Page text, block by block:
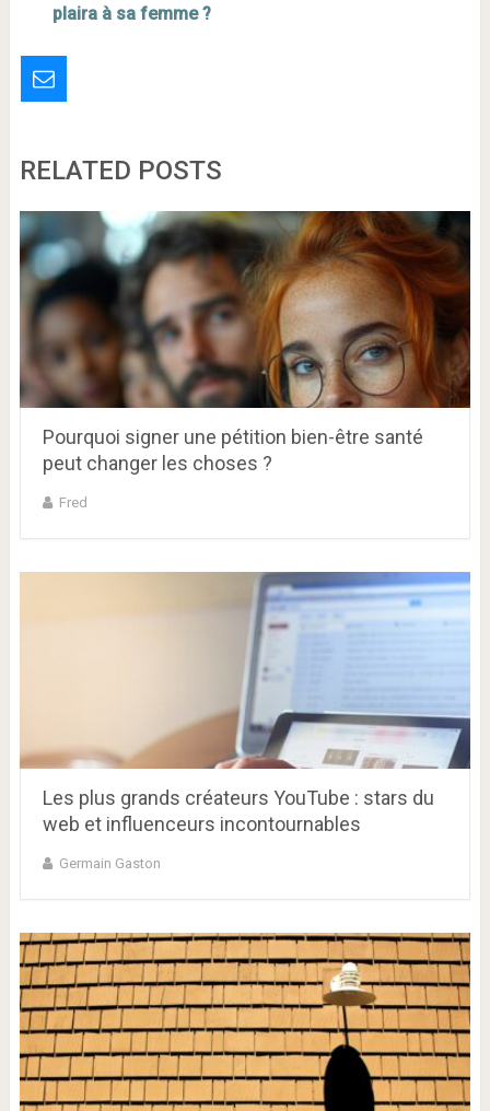
plaira à sa femme ?
RELATED POSTS
Pourquoi signer une pétition bien-être santé
peut changer les choses ?
Fred
Les plus grands créateurs YouTube : stars du
web et influenceurs incontournables
Germain Gaston